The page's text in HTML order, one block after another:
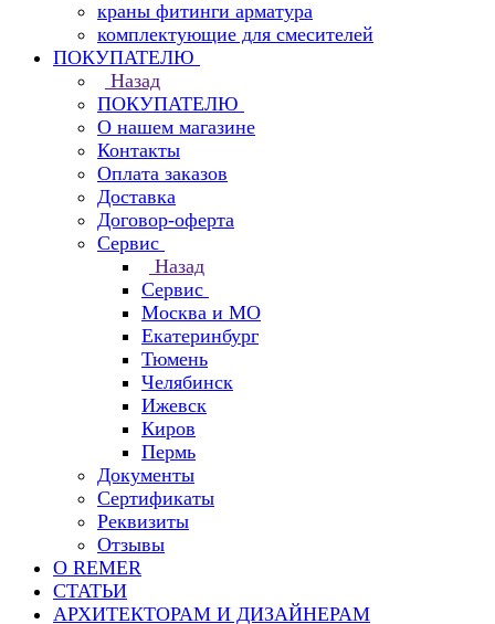
краны фитинги арматура
комплектующие для смесителей
ПОКУПАТЕЛЮ
Назад
ПОКУПАТЕЛЮ
О нашем магазине
Контакты
Оплата заказов
Доставка
Договор-оферта
Сервис
Назад
Сервис
Москва и МО
Екатеринбург
Тюмень
Челябинск
Ижевск
Киров
Пермь
Документы
Сертификаты
Реквизиты
Отзывы
О REMER
СТАТЬИ
АРХИТЕКТОРАМ И ДИЗАЙНЕРАМ